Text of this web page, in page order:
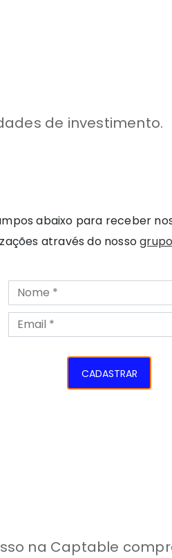
de investimento.
abaixo para receber
através do nosso
CADASTRAR
na Captable